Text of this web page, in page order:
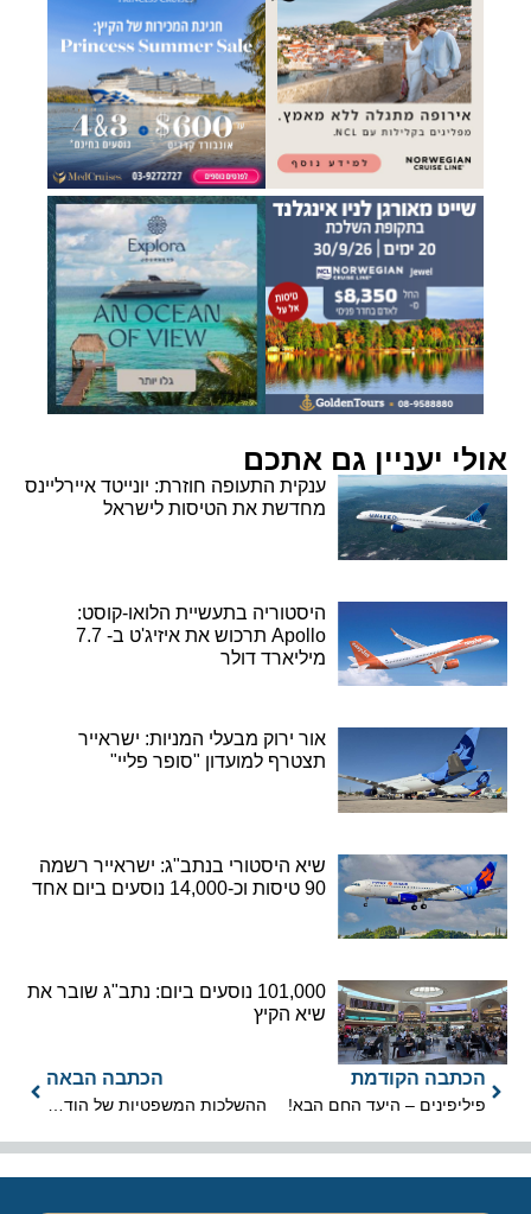
אולי יעניין גם אתכם
ענקית התעופה חוזרת: יונייטד איירליינס
מחדשת את הטיסות לישראל
היסטוריה בתעשיית הלואו-קוסט:
Apollo תרכוש את איזיג'ט ב- 7.7
מיליארד דולר
אור ירוק מבעלי המניות: ישראייר
תצטרף למועדון "סופר פליי"
שיא היסטורי בנתב"ג: ישראייר רשמה
90 טיסות וכ-14,000 נוסעים ביום אחד
101,000 נוסעים ביום: נתב"ג שובר את
שיא הקיץ
הכתבה הקודמת
פיליפינים – היעד החם הבא!
הכתבה הבאה
ההשלכות המשפטיות של הודעת אל על